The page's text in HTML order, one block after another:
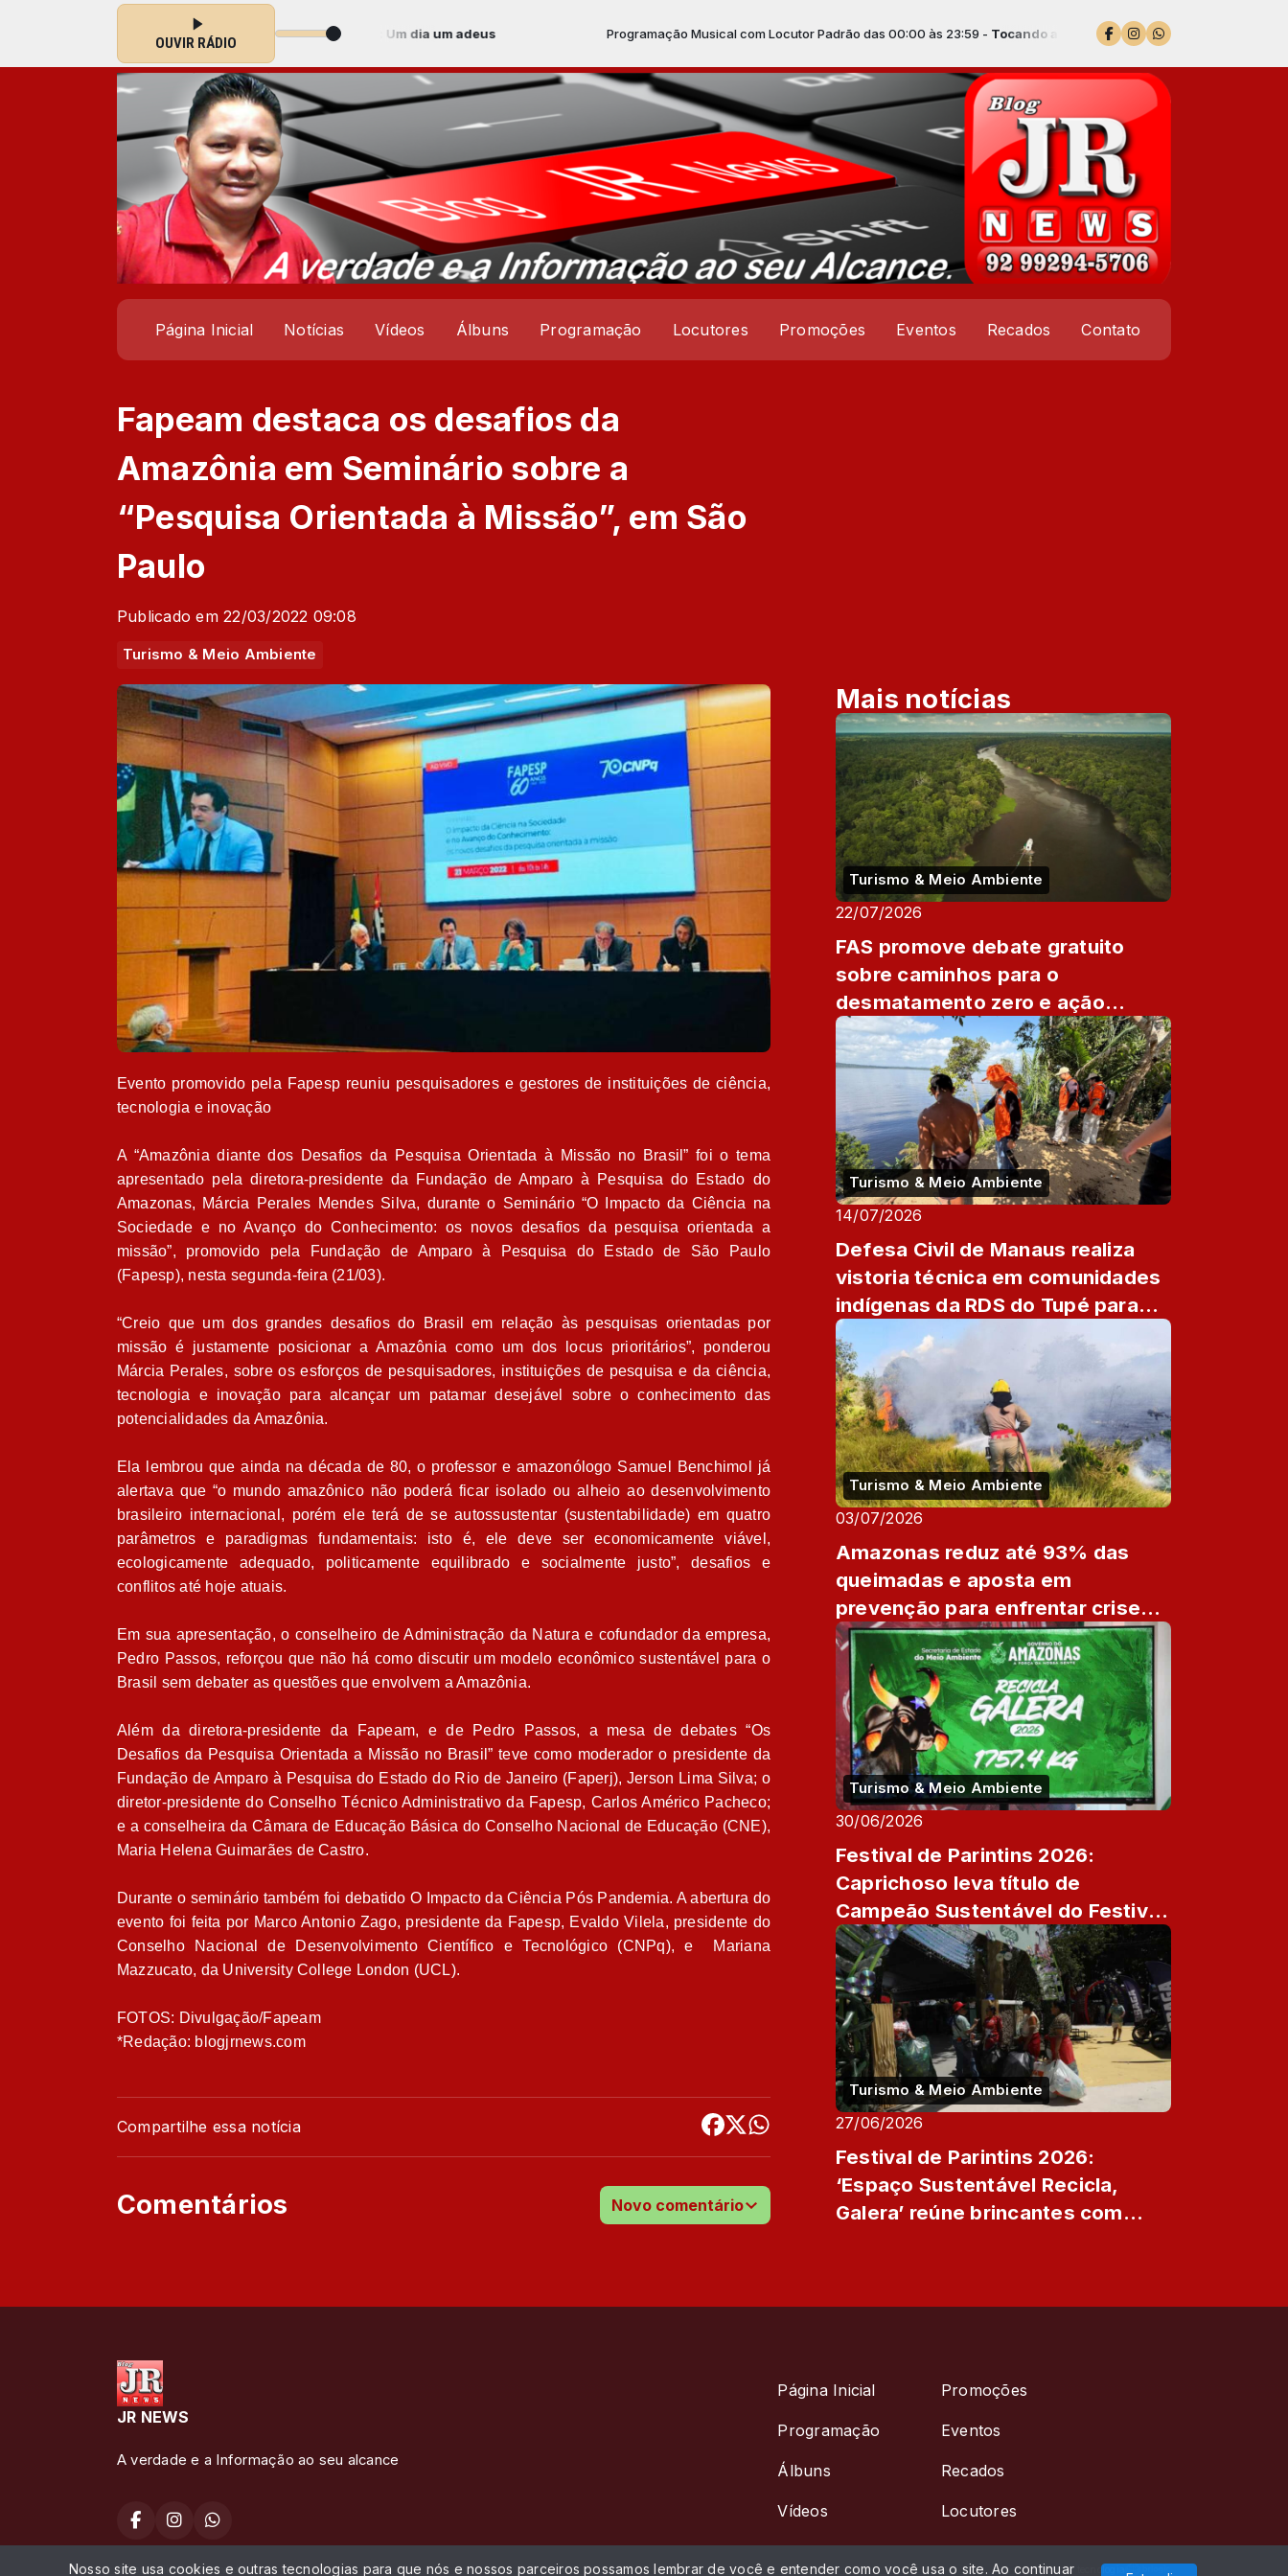
OUVIR RÁDIO
Padrão das 00:00 às 23:59 - Tocando agora: Um dia um adeus Programação Musical com Locutor Padrão das 00:00 às 23:59 -Tocando agora: Um dia um adeus
Página Inicial Notícias Vídeos Álbuns Programação Locutores Promoções Eventos Recados Contato
Fapeam destaca os desafios da
Amazônia em Seminário sobre a
“Pesquisa Orientada à Missão”, em São
Paulo
Publicado em 22/03/2022 09:08
Turismo & Meio Ambiente
Evento promovido pela Fapesp reuniu pesquisadores e gestores de instituições de ciência,
tecnologia e inovação
A “Amazônia diante dos Desafios da Pesquisa Orientada à Missão no Brasil” foi o tema
apresentado pela diretora-presidente da Fundação de Amparo à Pesquisa do Estado do
Amazonas, Márcia Perales Mendes Silva, durante o Seminário “O Impacto da Ciência na
Sociedade e no Avanço do Conhecimento: os novos desafios da pesquisa orientada a
missão”, promovido pela Fundação de Amparo à Pesquisa do Estado de São Paulo
(Fapesp), nesta segunda-feira (21/03).
“Creio que um dos grandes desafios do Brasil em relação às pesquisas orientadas por
missão é justamente posicionar a Amazônia como um dos locus prioritários”, ponderou
Márcia Perales, sobre os esforços de pesquisadores, instituições de pesquisa e da ciência,
tecnologia e inovação para alcançar um patamar desejável sobre o conhecimento das
potencialidades da Amazônia.
Ela lembrou que ainda na década de 80, o professor e amazonólogo Samuel Benchimol já
alertava que “o mundo amazônico não poderá ficar isolado ou alheio ao desenvolvimento
brasileiro internacional, porém ele terá de se autossustentar (sustentabilidade) em quatro
parâmetros e paradigmas fundamentais: isto é, ele deve ser economicamente viável,
ecologicamente adequado, politicamente equilibrado e socialmente justo”, desafios e
conflitos até hoje atuais.
Em sua apresentação, o conselheiro de Administração da Natura e cofundador da empresa,
Pedro Passos, reforçou que não há como discutir um modelo econômico sustentável para o
Brasil sem debater as questões que envolvem a Amazônia.
Além da diretora-presidente da Fapeam, e de Pedro Passos, a mesa de debates “Os
Desafios da Pesquisa Orientada a Missão no Brasil” teve como moderador o presidente da
Fundação de Amparo à Pesquisa do Estado do Rio de Janeiro (Faperj), Jerson Lima Silva; o
diretor-presidente do Conselho Técnico Administrativo da Fapesp, Carlos Américo Pacheco;
e a conselheira da Câmara de Educação Básica do Conselho Nacional de Educação (CNE),
Maria Helena Guimarães de Castro.
Durante o seminário também foi debatido O Impacto da Ciência Pós Pandemia. A abertura do
evento foi feita por Marco Antonio Zago, presidente da Fapesp, Evaldo Vilela, presidente do
Conselho Nacional de Desenvolvimento Científico e Tecnológico (CNPq), e
Mariana
Mazzucato, da University College London (UCL).
FOTOS: Divulgação/Fapeam
*Redação: blogjrnews.com
Compartilhe essa notícia
Comentários Novo comentário
Mais notícias
Turismo & Meio Ambiente
22/07/2026
FAS promove debate gratuito
sobre caminhos para o
desmatamento zero e ação
climática na Amazônia nesta
quinta
Turismo & Meio Ambiente
14/07/2026
Defesa Civil de Manaus realiza
vistoria técnica em comunidades
indígenas da RDS do Tupé para
avaliação de áreas de risco
Turismo & Meio Ambiente
03/07/2026
Amazonas reduz até 93% das
queimadas e aposta em
prevenção para enfrentar crise
climática
Turismo & Meio Ambiente
30/06/2026
Festival de Parintins 2026:
Caprichoso leva título de
Campeão Sustentável do Festival
com 1.757,4 quilos de resíduos ...
Turismo & Meio Ambiente
27/06/2026
Festival de Parintins 2026:
‘Espaço Sustentável Recicla,
Galera’ reúne brincantes com
JR NEWS
A verdade e a Informação ao seu alcance
Página Inicial
Programação
Álbuns
Vídeos
Promoções
Eventos
Recados
Locutores
Todos os direitos reservados. Com a tecnologia
Nosso site usa cookies e outras tecnologias para que nós e nossos parceiros possamos lembrar de você e entender como você usa o site. Ao continuar